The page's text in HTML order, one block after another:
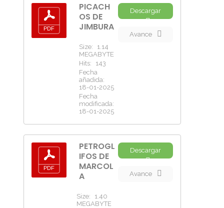
PICACH
OS DE
JIMBURA
Size:
1.14
MEGABYTE
Hits:
143
Fecha
añadida:
18-01-2025
Fecha
modificada:
18-01-2025
Descargar
Avance
PETROGL
IFOS DE
MARCOL
A
Size:
1.40
MEGABYTE
Descargar
Avance